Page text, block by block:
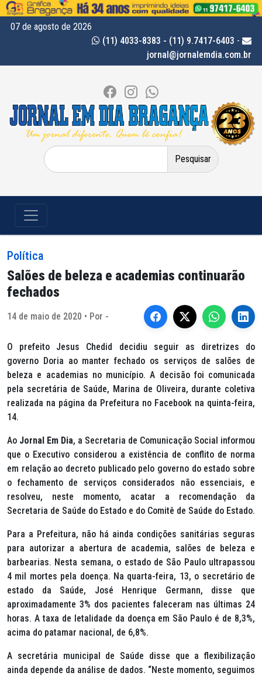
07 de agosto de 2026
(11) 4033-8383 - (11) 9.7417-6403 -
jornal@jornalemdia.com.br
Pesquisar
por:
Política
Salões de beleza e academias continuarão
fechados
14 de maio de 2020 • Por -
O prefeito Jesus Chedid decidiu seguir as diretrizes do
governo Doria ao manter fechado os serviços de salões de
beleza e academias no município. A decisão foi comunicada
pela secretária de Saúde, Marina de Oliveira, durante coletiva
realizada na página da Prefeitura no Facebook na quinta-feira,
14.
Ao Jornal Em Dia, a Secretaria de Comunicação Social informou
que o Executivo considerou a existência de conflito de norma
em relação ao decreto publicado pelo governo do estado sobre
o fechamento de serviços considerados não essenciais, e
resolveu, neste momento, acatar a recomendação da
Secretaria de Saúde do Estado e do Comitê de Saúde do Estado.
Para a Prefeitura, não há ainda condições sanitárias seguras
para autorizar a abertura de academia, salões de beleza e
barbearias. Nesta semana, o estado de São Paulo ultrapassou
4 mil mortes pela doença. Na quarta-feira, 13, o secretário de
estado da Saúde, José Henrique Germann, disse que
aproximadamente 3% dos pacientes faleceram nas últimas 24
horas. A taxa de letalidade da doença em São Paulo é de 8,3%,
acima do patamar nacional, de 6,8%.
A secretária municipal de Saúde disse que a flexibilização
ainda depende da análise de dados. “Neste momento, seguimos